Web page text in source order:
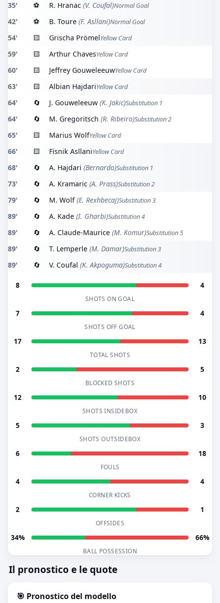
35' ⚽ R. Hranac (V. Coufal)Normal Goal
42' ⚽ B. Toure (F. Asllani)Normal Goal
54' 🟨 Grischa PrömelYellow Card
59' 🟨 Arthur ChavesYellow Card
60' 🟨 Jeffrey GouweleeuwYellow Card
63' 🟨 Albian HajdariYellow Card
64' 🔄 J. Gouweleeuw (K. Jakic)Substitution 1
64' 🔄 M. Gregoritsch (R. Ribeiro)Substitution 2
65' 🟨 Marius WolfYellow Card
66' 🟨 Fisnik AsllaniYellow Card
68' 🔄 A. Hajdari (Bernardo)Substitution 1
73' 🔄 A. Kramaric (A. Prass)Substitution 2
79' 🔄 M. Wolf(E. Rexhbecaj)Substitution 3
89' 🔄 A. Kade (I. Gharbi)Substitution 4
89' 🔄 A. Claude-Maurice (M. Komur)Substitution 5
89' 🔄 T. Lemperle (M. Damar)Substitution 3
89' 🔄 V. Coufal (K. Akpoguma)Substitution 4
8 4
SHOTS ON GOAL
7 4
SHOTS OFF GOAL
17 13
TOTAL SHOTS
2 5
BLOCKED SHOTS
12 10
SHOTS INSIDEBOX
5 3
SHOTS OUTSIDEBOX
6 18
FOULS
4 4
CORNER KICKS
2 1
OFFSIDES
34% 66%
BALL POSSESSION
Il pronostico e le quote
🎯 Pronostico del modello